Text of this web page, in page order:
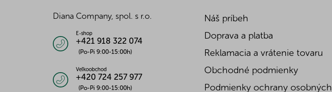
Diana Company, spol. s r.o.
E-shop
+421 918 322 074
(Po-Pi 9:00-15:00h)
Veľkoobchod
+420 724 257 977
(Po-Pi 9:00-15:00h)
Náš príbeh
Doprava a platba
Reklamacia a vrátenie tovaru
Obchodné podmienky
Podmienky ochrany osobných